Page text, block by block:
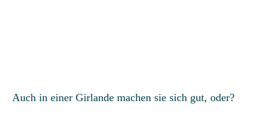
Auch in einer Girlande machen sie sich gut, oder?